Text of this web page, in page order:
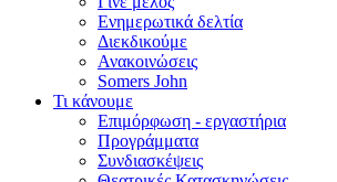
Ενημερωτικά δελτία
Διεκδικούμε
Ανακοινώσεις
Somers John
Τι κάνουμε
Επιμόρφωση - εργαστήρια
Προγράμματα
Συνδιασκέψεις